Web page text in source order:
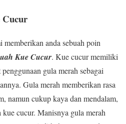
Cucur
anda sebuah poin
Kue Cucur. Kue cucur memiliki
gula merah sebagai
Gula merah memberikan rasa
namun cukup kaya dan mendalam,
kue cucur. Manisnya gula merah